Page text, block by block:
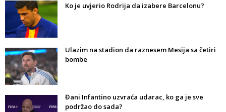
Ko je uvjerio Rodrija da izabere Barcelonu?
Ulazim na stadion da raznesem Mesija sa četiri
bombe
Đani Infantino uzvraća udarac, ko ga je sve
podržao do sada?